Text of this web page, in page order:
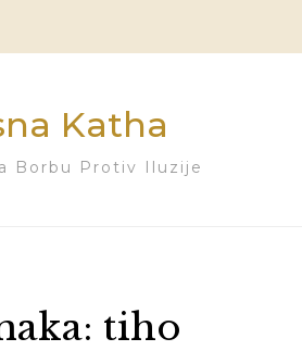
Katha
Borbu Protiv Iluzije
tiho